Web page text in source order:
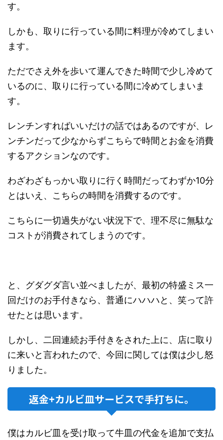
す。
しかも、取りに行っている間に料理が冷めてしまい
ます。
ただでさえ外を歩いて運んできた時間で少し冷めて
いるのに、取りに行っている間に冷めてしまいま
す。
レンチンすればいいだけの話ではあるのですが、レ
ンチンだって少なからずこちらで時間とお金を消費
するアクションなのです。
わざわざもっかい取りに行く時間だってわずか10分
とはいえ、こちらの時間を消費するのです。
こちらに一切過失がない状況下で、理不尽に無駄な
コストが消費されてしまうのです。
と、グダグダ言い並べましたが、最初の特盛ミス一
回だけのお手付きなら、普通にハハハと、笑って許
せたとは思います。
しかし、二回連続お手付きをされた上に、店に取り
に来いと言われたので、今回に関しては僕は少し怒
りました。
返金+カルビ皿サービスで手打ちに。
僕はカルビ皿を受け取って牛皿の代金を追加で支払